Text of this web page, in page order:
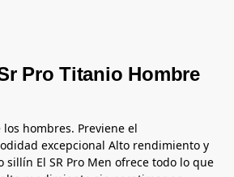
Pro Titanio Hombre
hombres. Previene el
excepcional Alto rendimiento y
sillín El SR Pro Men ofrece todo lo que